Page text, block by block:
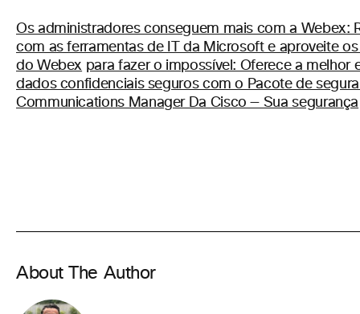
Os administradores conseguem mais com a Webex:
com as ferramentas de IT da Microsoft e aproveite
do Webex para fazer o impossível: Oferece a melhor
dados confidenciais seguros com o Pacote de
Communications Manager Da Cisco — Sua segurança
About The Author